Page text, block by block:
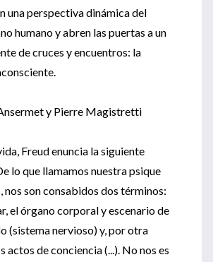
una perspectiva dinámica del
humano y abren las puertas a un
de cruces y encuentros: la
y Pierre Magistretti
Freud enuncia la siguiente
lo que llamamos nuestra psique
nos son consabidos dos términos:
el órgano corporal y escenario de
(sistema nervioso) y, por otra
actos de conciencia (...). No nos es